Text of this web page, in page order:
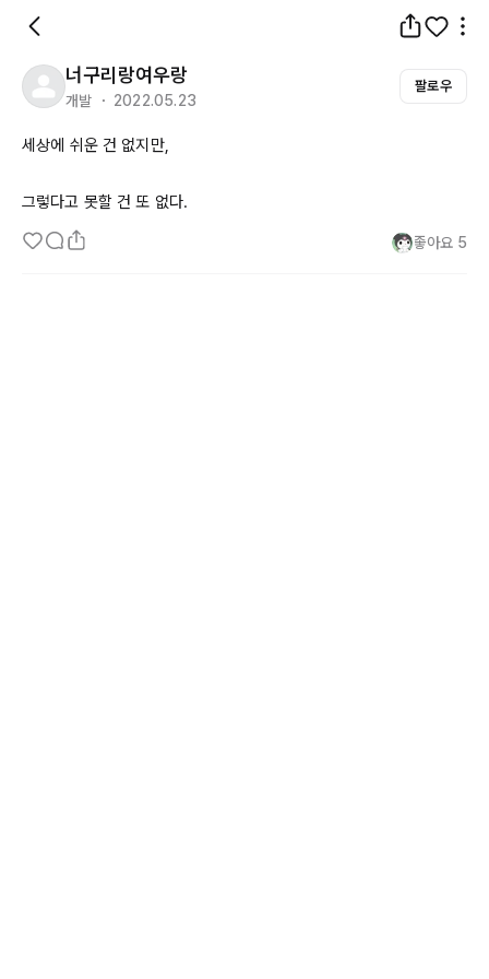
너구리랑여우랑
개발 ・ 2022.05.23
팔로우
세상에 쉬운 건 없지만,
그렇다고 못할 건 또 없다.
좋아요 5